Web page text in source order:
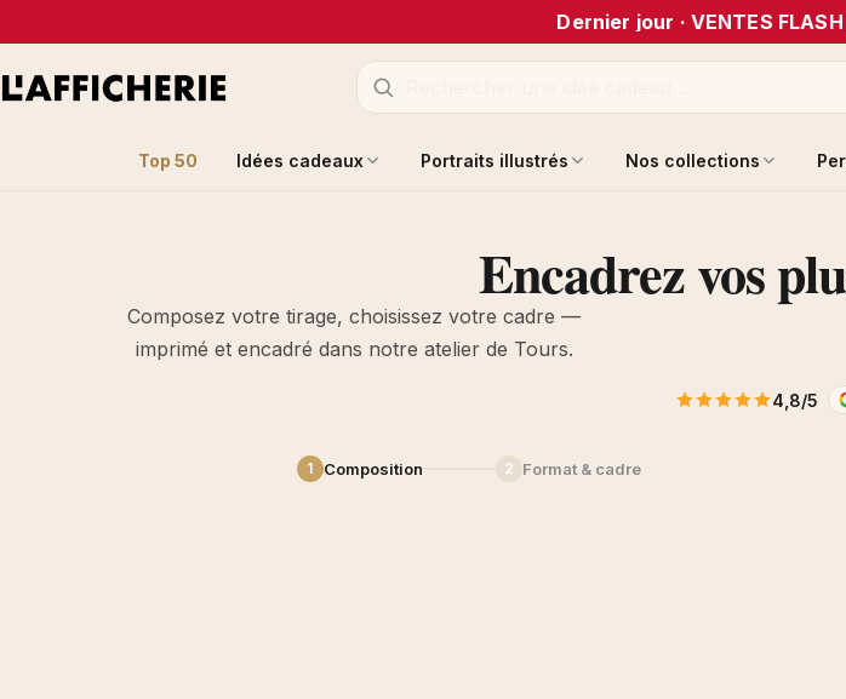
Dernier jour · VENTES FLASH
Top 50 Idées cadeaux Portraits illustrés Nos collections
Encadrez vos
Composez votre tirage, choisissez votre cadre —
imprimé et encadré dans notre atelier de Tours.
4,8/5
1 Composition 2 Format & cadre